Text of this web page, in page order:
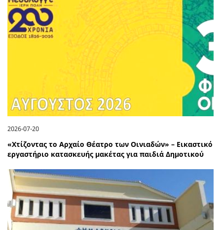
2026-07-20
«Χτίζοντας το Αρχαίο Θέατρο των Οινιαδών» – Εικαστικό
εργαστήριο κατασκευής μακέτας για παιδιά Δημοτικού